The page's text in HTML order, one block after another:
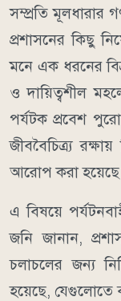
​সম্প্রতি মূলধারার
প্রশাসনের কিছু
মনে এক ধরনের
ও দায়িত্বশীল
পর্যটক প্রবেশ
জীববৈচিত্র্য
আরোপ করা
​এ বিষয়ে
জনি জানান,
চলাচলের জন্য
হয়েছে, যেগুলোতে